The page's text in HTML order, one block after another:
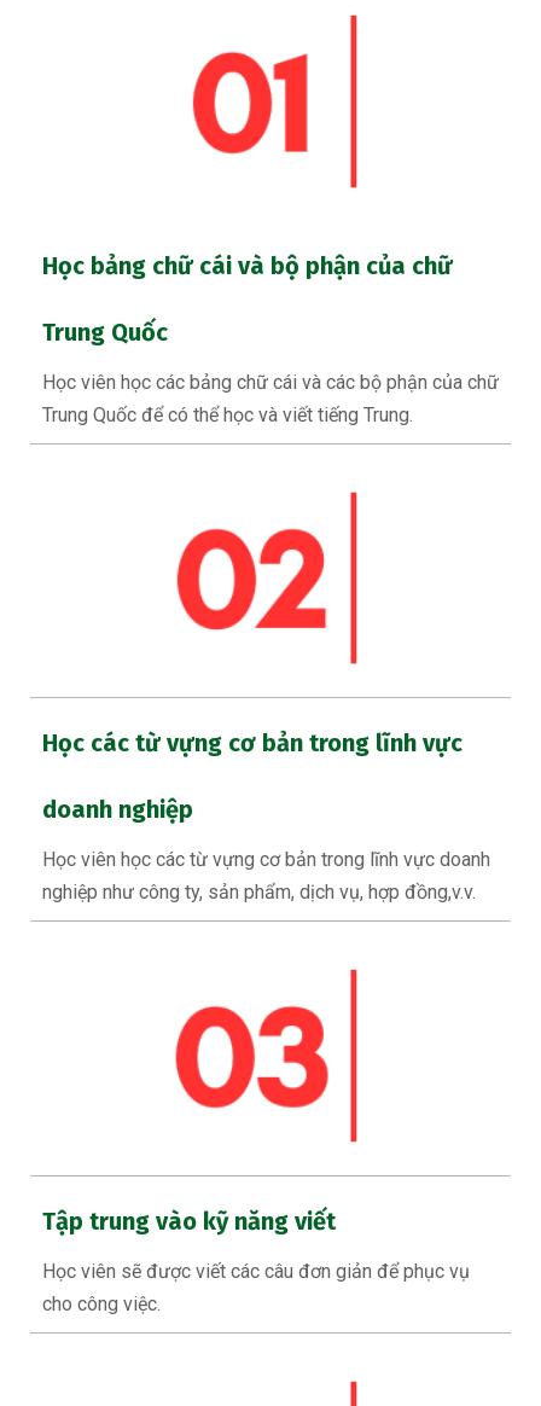
Học bảng chữ cái và bộ phận của chữ
Trung Quốc
Học viên học các bảng chữ cái và các bộ phận của chữ
Trung Quốc để có thể học và viết tiếng Trung.
Học các từ vựng cơ bản trong lĩnh vực
doanh nghiệp
Học viên học các từ vựng cơ bản trong lĩnh vực doanh
nghiệp như công ty, sản phẩm, dịch vụ, hợp đồng,v.v.
Tập trung vào kỹ năng viết
Học viên sẽ được viết các câu đơn giản để phục vụ
cho công việc.